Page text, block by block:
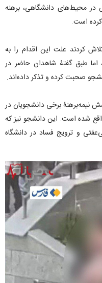
در محیط‌های دانشگاهی، برهنه
است.
کردند علت این اقدام را به
طبق گفتۀ شاهدان حاضر در
صحبت کرده و تذکر داده‌اند.
نیمه‌برهنۀ برخی دانشجویان در
شده است. این دانشجو نیز که
و ترویج فساد در دانشگاه